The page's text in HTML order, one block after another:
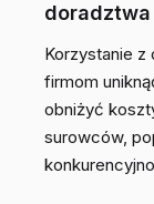
Korzystanie
firmom
obniżyć
surowców,